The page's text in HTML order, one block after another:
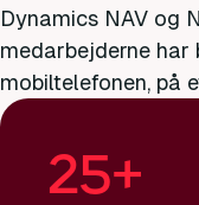
Dynamics NAV og
medarbejderne har
mobiltelefonen, på
25+